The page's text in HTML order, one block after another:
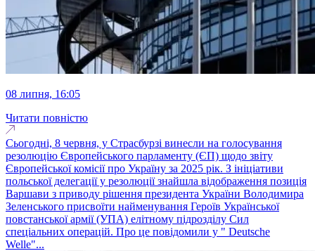
08 липня, 16:05
Читати повністю
Сьогодні, 8 червня, у Страсбурзі винесли на голосування
резолюцію Європейського парламенту (ЄП) щодо звіту
Європейської комісії про Україну за 2025 рік. З ініціативи
польської делегації у резолюції знайшла відображення позиція
Варшави з приводу рішення президента України Володимира
Зеленського присвоїти найменування Героїв Української
повстанської армії (УПА) елітному підрозділу Сил
спеціальних операцій. Про це повідомили у " Deutsche
Welle"...